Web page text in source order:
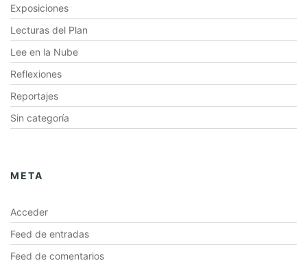
Exposiciones
Lecturas del Plan
Lee en la Nube
Reflexiones
Reportajes
Sin categoría
META
Acceder
Feed de entradas
Feed de comentarios